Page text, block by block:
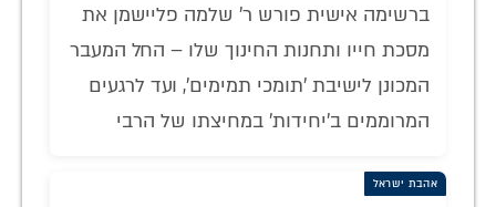
ברשימה אישית פורש ר' שלמה פליישמן את
מסכת חייו ותחנות החינוך שלו – החל המעבר
המכונן לישיבת 'תומכי תמימים', ועד לרגעים
המרוממים ב'יחידות' במחיצתו של הרבי
אהבת ישראל